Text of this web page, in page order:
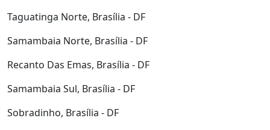
Taguatinga Norte, Brasília - DF
Samambaia Norte, Brasília - DF
Recanto Das Emas, Brasília - DF
Samambaia Sul, Brasília - DF
Sobradinho, Brasília - DF